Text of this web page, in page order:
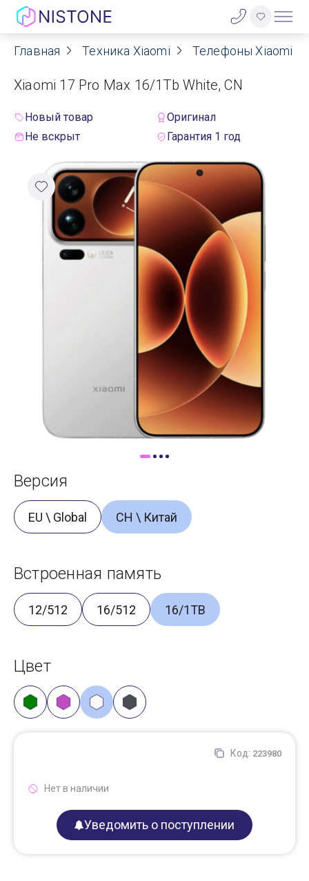
Акции
О нас
Договор оферты
Реквизиты
Контакты
Главная Техника Xiaomi Телефоны Xiaomi
Xiaomi 17 Pro Max 16/1Tb White, CN
Новый товар
Оригинал
Не вскрыт
Гарантия 1 год
Версия
EU \ Global CH \ Китай
Встроенная память
12/512 16/512 16/1TB
Цвет
Код: 223980
Нет в наличии
Уведомить о поступлении